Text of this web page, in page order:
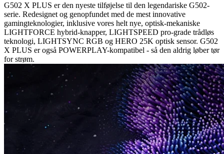
G502 X PLUS er den nyeste tilføjelse til den legendariske G502-
serie. Redesignet og genopfundet med de mest innovative
gamingteknologier, inklusive vores helt nye, optisk-mekaniske
LIGHTFORCE hybrid-knapper, LIGHTSPEED pro-grade trådløs
teknologi, LIGHTSYNC RGB og HERO 25K optisk sensor. G502
X PLUS er også POWERPLAY-kompatibel - så den aldrig løber tør
for strøm.